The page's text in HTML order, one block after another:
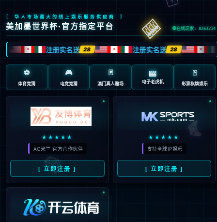
404 页面不存在。可
能你打开的是过期的
书签，或者输入了错
误的地址。
3秒后